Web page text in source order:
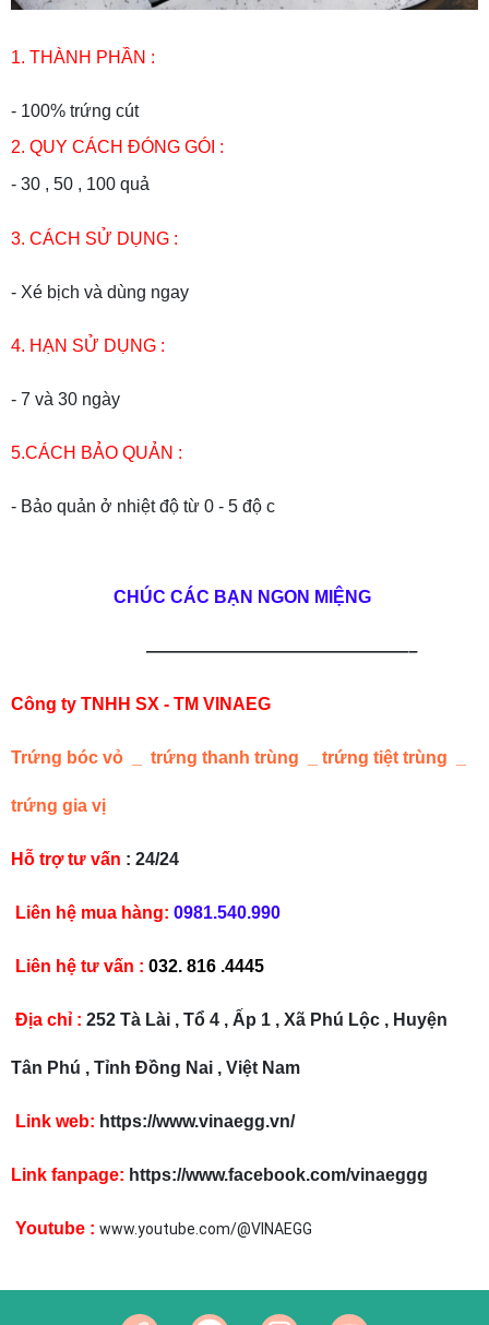
1. THÀNH PHẦN :
- 100% trứng cút
2. QUY CÁCH ĐÓNG GÓI :
- 30 , 50 , 100 quả
3. CÁCH SỬ DỤNG :
- Xé bịch và dùng ngay
4. HẠN SỬ DỤNG :
- 7 và 30 ngày
5.CÁCH BẢO QUẢN :
- Bảo quản ở nhiệt độ từ 0 - 5 độ c
CHÚC CÁC BẠN NGON MIỆNG
———————————————–
Công ty TNHH SX - TM VINAEG
Trứng bóc vỏ _ trứng thanh trùng _ trứng tiệt trùng _
trứng gia vị
Hỗ trợ tư vấn : 24/24
Liên hệ mua hàng: 0981.540.990
Liên hệ tư vấn : 032. 816 .4445
Địa chỉ : 252 Tà Lài , Tổ 4 , Ấp 1 , Xã Phú Lộc , Huyện
Tân Phú , Tỉnh Đồng Nai , Việt Nam
Link web: https://www.vinaegg.vn/
Link fanpage: https://www.facebook.com/vinaeggg
Youtube : www.youtube.com/@VINAEGG